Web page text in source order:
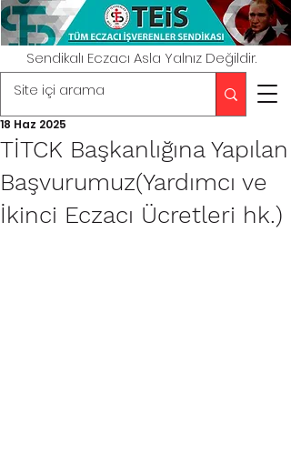
Sendikalı Eczacı Asla Yalnız Değildir.
TİTCK Başkanlığına Yapılan
Başvurumuz(Yardımcı ve
İkinci Eczacı Ücretleri hk.)
18 Haz 2025